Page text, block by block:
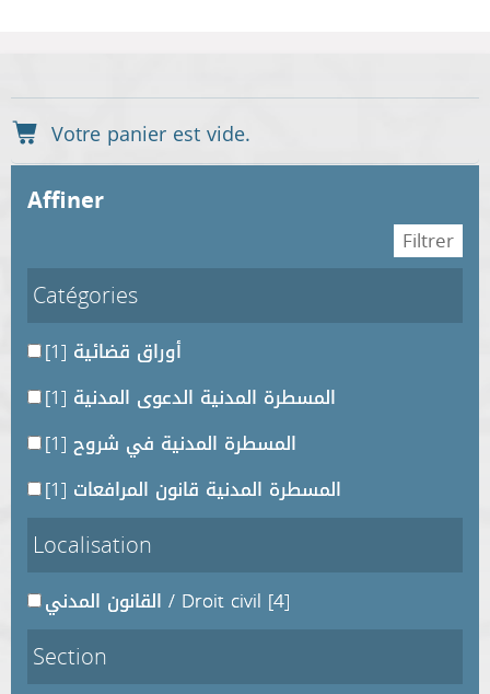
affiner
Catégories
أوراق قضائية [1]
المسطرة المدنية الدعوى المدنية [1]
المسطرة المدنية في شروح [1]
المسطرة المدنية قانون المرافعات [1]
Localisation
القانون المدني / Droit civil [4]
Section